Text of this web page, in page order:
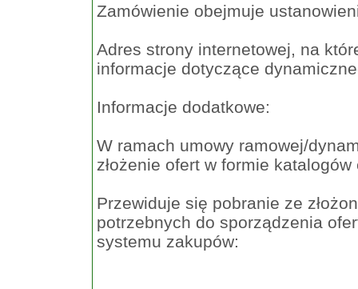
Zamówienie obejmuje
Adres strony internetowej, na
informacje dotyczące
Informacje dodatkowe:
W ramach umowy ramowej/
złożenie ofert w formie
Przewiduje się pobranie ze
potrzebnych do sporządzenia
systemu zakupów: